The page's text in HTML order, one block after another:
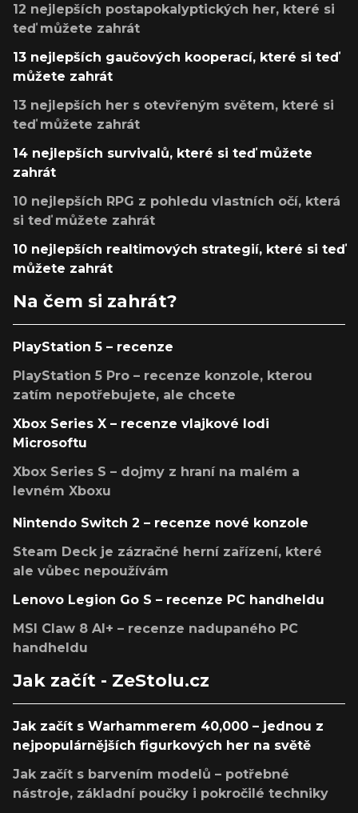
12 nejlepších postapokalyptických her, které si
teď můžete zahrát
13 nejlepších gaučových kooperací, které si teď
můžete zahrát
13 nejlepších her s otevřeným světem, které si
teď můžete zahrát
14 nejlepších survivalů, které si teď můžete
zahrát
10 nejlepších RPG z pohledu vlastních očí, která
si teď můžete zahrát
10 nejlepších realtimových strategií, které si teď
můžete zahrát
Na čem si zahrát?
PlayStation 5 – recenze
PlayStation 5 Pro – recenze konzole, kterou
zatím nepotřebujete, ale chcete
Xbox Series X – recenze vlajkové lodi
Microsoftu
Xbox Series S – dojmy z hraní na malém a
levném Xboxu
Nintendo Switch 2 – recenze nové konzole
Steam Deck je zázračné herní zařízení, které
ale vůbec nepoužívám
Lenovo Legion Go S – recenze PC handheldu
MSI Claw 8 AI+ – recenze nadupaného PC
handheldu
Jak začít - ZeStolu.cz
Jak začít s Warhammerem 40,000 – jednou z
nejpopulárnějších figurkových her na světě
Jak začít s barvením modelů – potřebné
nástroje, základní poučky i pokročilé techniky